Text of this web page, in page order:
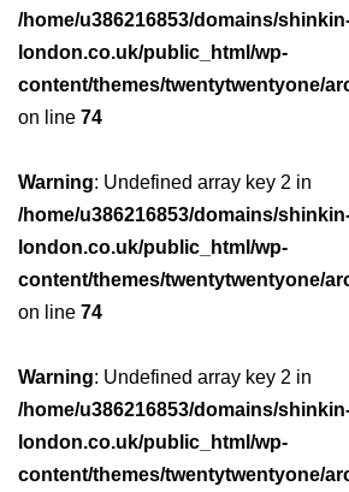
/home/u386216853/domains/
london.co.uk/public_html/wp-
content/themes/twentytwentyone/
on line 74
Warning: Undefined array key 2 in
/home/u386216853/domains/
london.co.uk/public_html/wp-
content/themes/twentytwentyone/
on line 74
Warning: Undefined array key 2 in
/home/u386216853/domains/
london.co.uk/public_html/wp-
content/themes/twentytwentyone/